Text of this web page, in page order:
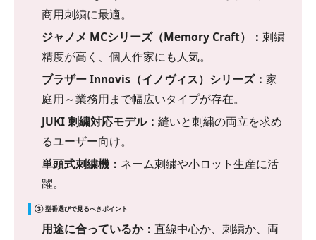
商用刺繍に最適。
ジャノメ MCシリーズ（Memory Craft）： 刺繍
精度が高く、個人作家にも人気。
ブラザー Innovis（イノヴィス）シリーズ： 家
庭用～業務用まで幅広いタイプが存在。
JUKI 刺繍対応モデル： 縫いと刺繍の両立を求め
るユーザー向け。
単頭式刺繍機： ネーム刺繍や小ロット生産に活
躍。
③ 型番選びで見るべきポイント
用途に合っているか： 直線中心か、刺繍か、両